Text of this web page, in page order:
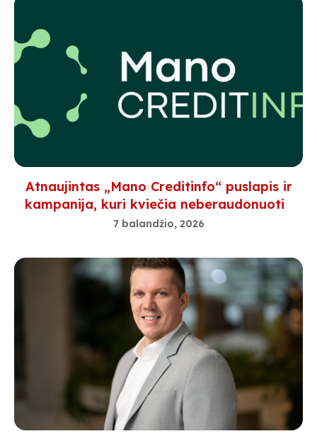
Atnaujintas „Mano Creditinfo“ puslapis ir
kampanija, kuri kviečia neberaudonuoti
7 balandžio, 2026